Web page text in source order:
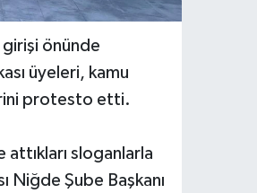
önünde
üyeleri, kamu
protesto etti.
sloganlarla
Niğde Şube Başkanı